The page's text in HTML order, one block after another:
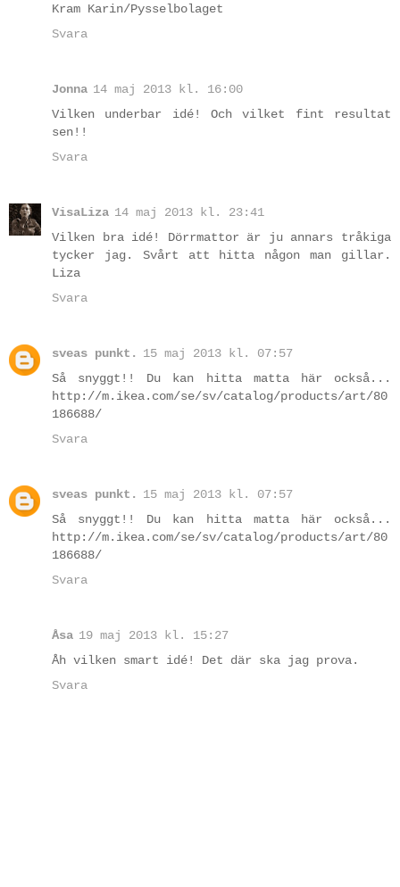
Kram Karin/Pysselbolaget
Svara
Jonna 14 maj 2013 kl. 16:00
Vilken underbar idé! Och vilket fint resultat
sen!!
Svara
VisaLiza 14 maj 2013 kl. 23:41
Vilken bra idé! Dörrmattor är ju annars tråkiga
tycker jag. Svårt att hitta någon man gillar.
Liza
Svara
sveas punkt.
15 maj 2013 kl. 07:57
Så snyggt!! Du kan hitta matta här också...
http://m.ikea.com/se/sv/catalog/products/art/80
186688/
Svara
sveas punkt.
15 maj 2013 kl. 07:57
Så snyggt!! Du kan hitta matta här också...
http://m.ikea.com/se/sv/catalog/products/art/80
186688/
Svara
Åsa 19 maj 2013 kl. 15:27
Åh vilken smart idé! Det där ska jag prova.
Svara